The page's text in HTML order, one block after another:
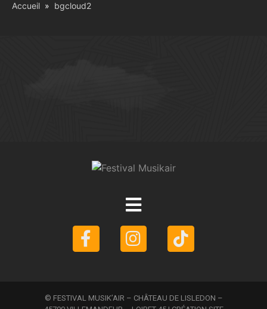
Accueil bgcloud2
© FESTIVAL MUSIK’AIR – CHÂTEAU DE LISLEDON –